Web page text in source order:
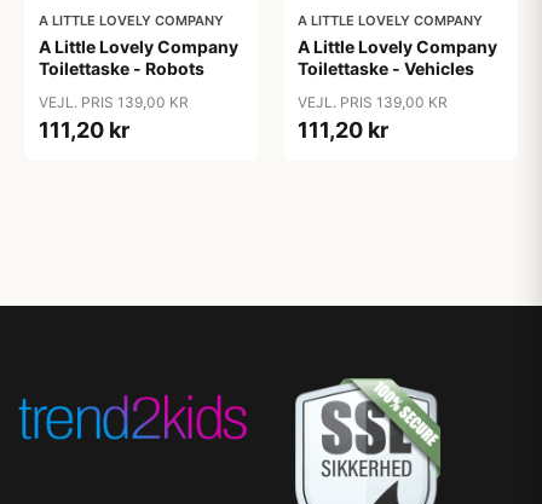
A LITTLE LOVELY COMPANY
A Little Lovely Company
Toilettaske - Robots
VEJL. PRIS 139,00 KR
111,20 kr
A LITTLE LOVELY COMPANY
A Little Lovely Company
Toilettaske - Vehicles
VEJL. PRIS 139,00 KR
111,20 kr